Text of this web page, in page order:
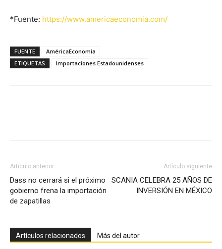
*Fuente: https://www.americaeconomia.com/
FUENTE
AméricaEconomía
ETIQUETAS
Importaciones Estadounidenses
Artículo anterior
Dass no cerrará si el próximo
gobierno frena la importación
de zapatillas
Artículo siguiente
SCANIA CELEBRA 25 AÑOS DE
INVERSIÓN EN MÉXICO
Artículos relacionados Más del autor